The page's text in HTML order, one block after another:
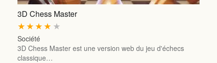
3D Chess Master
★
★
★
★
★
Société
3D Chess Master est une version web du jeu d'échecs
classique…